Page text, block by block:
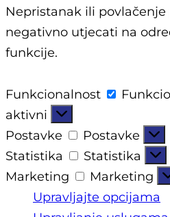
Nepristanak ili
negativno utjecati na
funkcije.
Funkcionalnost
aktivni
Postavke
Postavke
Statistika
Statistika
Marketing
Marketing
Upravljajte opcijama